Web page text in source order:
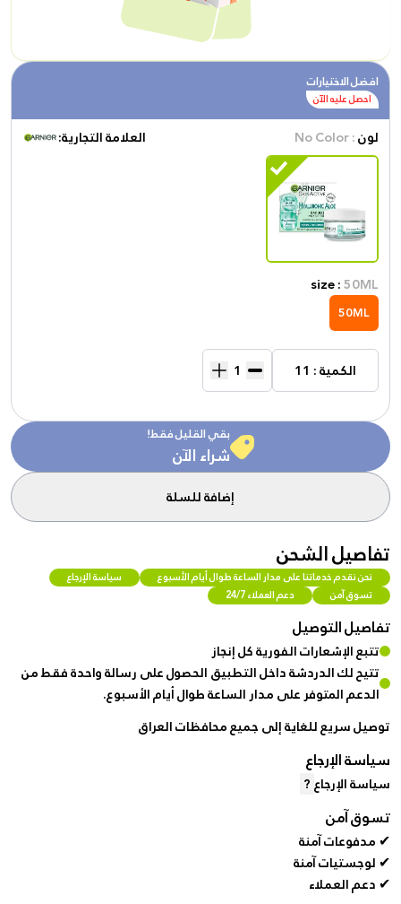
افضل الاختيارات
احصل عليه الآن
لون: No Color العلامة التجارية:
size :50ML
50ML
الكمية : 11
بقي القليل فقط!
شراء الآن
إضافة للسلة
تفاصيل الشحن
نحن نقدم خدماتنا على مدار الساعة طوال أيام الأسبوع
سياسة الإرجاع
تسوق آمن
دعم العملاء 24/7
تفاصيل التوصيل
تتبع الإشعارات الفورية كل إنجاز
تتيح لك الدردشة داخل التطبيق الحصول على رسالة واحدة فقط من
الدعم المتوفر على مدار الساعة طوال أيام الأسبوع.
توصيل سريع للغاية إلى جميع محافظات العراق
سياسة الإرجاع
سياسة الإرجاع?
تسوق آمن
✔ مدفوعات آمنة
✔ لوجستيات آمنة
✔ دعم العملاء